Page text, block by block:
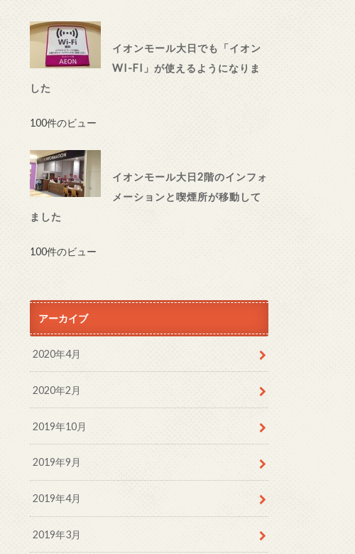
イオンモール大日でも「イオン
WI-FI」が使えるようになりま
した
100件のビュー
イオンモール大日2階のインフォ
メーションと喫煙所が移動して
ました
100件のビュー
アーカイブ
2020年4月
2020年2月
2019年10月
2019年9月
2019年4月
2019年3月